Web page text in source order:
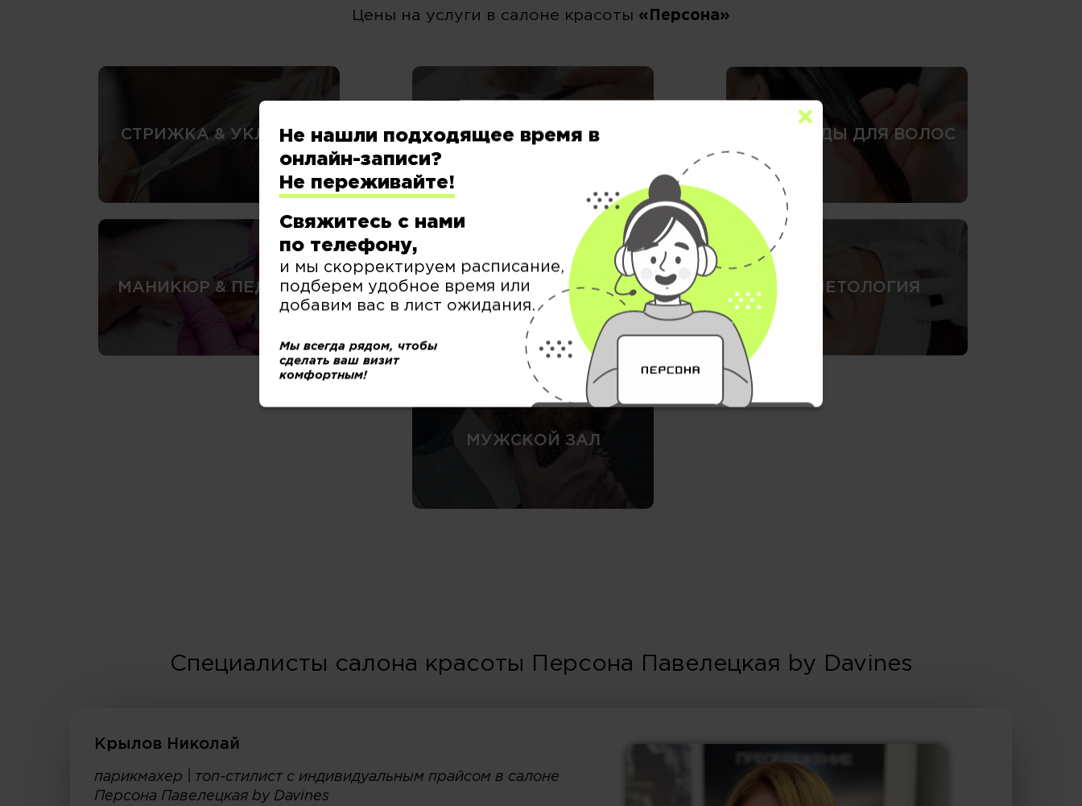
Цены на услуги в салоне красоты «Персона»
СТРИЖКА & УКЛАДКА
СТРУКТУРА
СПА-УХОДЫ ДЛЯ ВОЛОС
МАНИКЮР & ПЕДИКЮР
БРОВИ / РЕСНИЦЫ &
ВИЗАЖ
КОСМЕТОЛОГИЯ
МУЖСКОЙ ЗАЛ
Специалисты салона красоты Персона Павелецкая by Davines
Крылов Николай
парикмахер | топ-стилист с индивидуальным прайсом в салоне
Персона Павелецкая by Davines
Не нашли подходящее время в
онлайн-записи?
Не переживайте!
Свяжитесь с нами
по телефону,
и мы скорректируем расписание,
подберем удобное время или
добавим вас в лист ожидания.
Мы всегда рядом, чтобы
сделать ваш визит
комфортным!